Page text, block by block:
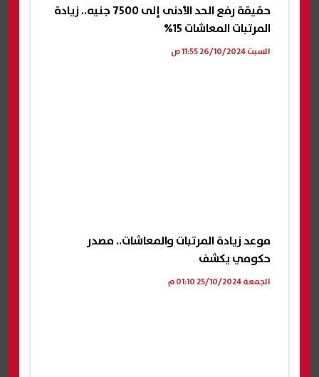
حقيقة رفع الحد الأدنى إلى 7500 جنيه.. زيادة
المرتبات المعاشات 15%
السبت 26/10/2024 11:55 ص
موعد زيادة المرتبات والمعاشات.. مصدر
حكومي يكشف
الجمعة 25/10/2024 01:10 م